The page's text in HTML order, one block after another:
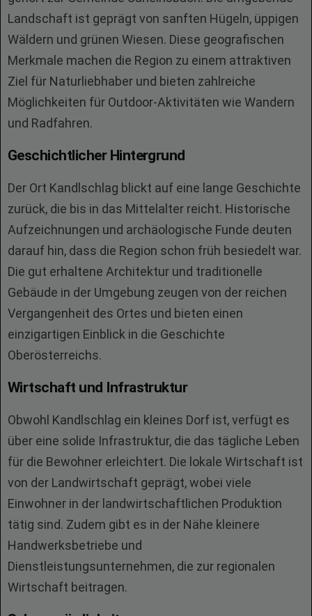
Landschaft ist geprägt von sanften Hügeln, üppigen
Wäldern und grünen Wiesen. Diese geografischen
Merkmale machen die Region zu einem attraktiven
Ziel für Naturliebhaber und bieten zahlreiche
Möglichkeiten für Outdoor-Aktivitäten wie Wandern
und Radfahren.
Geschichtlicher Hintergrund
Der Ort Kandlschlag blickt auf eine lange Geschichte
zurück, die bis in das Mittelalter reicht. Historische
Aufzeichnungen und archäologische Funde deuten
darauf hin, dass die Region schon früh besiedelt war.
Die gut erhaltene Architektur und traditionelle
Gebäude in der Umgebung zeugen von der reichen
Vergangenheit des Ortes und bieten einen
einzigartigen Einblick in die Geschichte
Oberösterreichs.
Wirtschaft und Infrastruktur
Obwohl Kandlschlag ein kleines Dorf ist, verfügt es
über eine solide Infrastruktur, die das tägliche Leben
für die Bewohner erleichtert. Die lokale Wirtschaft ist
von der Landwirtschaft geprägt, wobei viele
Einwohner in der landwirtschaftlichen Produktion
tätig sind. Zudem gibt es in der Nähe kleinere
Handwerksbetriebe und
Dienstleistungsunternehmen, die zur regionalen
Wirtschaft beitragen.